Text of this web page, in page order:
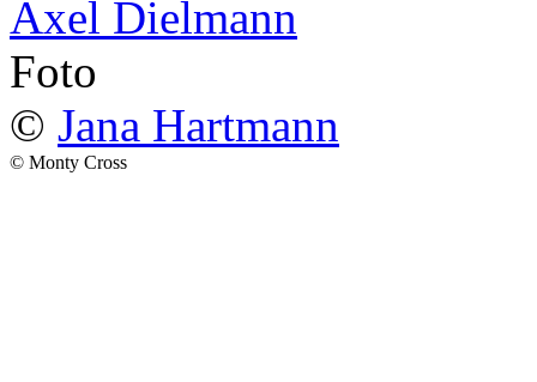
Axel Dielmann
Foto
© Jana Hartmann
© Monty Cross